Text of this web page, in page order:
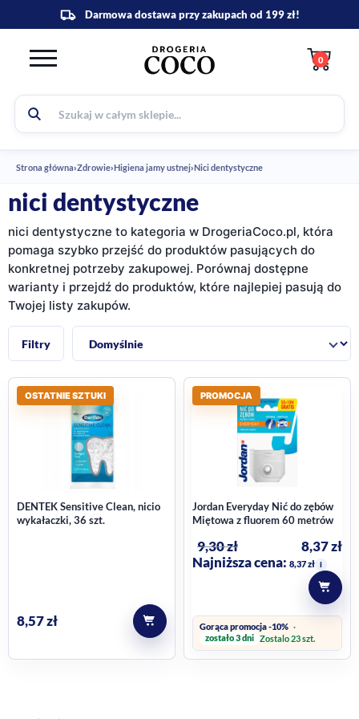
0
Strona główna›Zdrowie›Higiena jamy ustnej›Nici dentystyczne
nici dentystyczne
nici dentystyczne to kategoria w DrogeriaCoco.pl, która
pomaga szybko przejść do produktów pasujących do
konkretnej potrzeby zakupowej. Porównaj dostępne
warianty i przejdź do produktów, które najlepiej pasują do
Twojej listy zakupów.
Filtry
Sortuj:
OSTATNIE SZTUKI
DENTEK Sensitive Clean, nicio
wykałaczki, 36 szt.
8,57zł
PROMOCJA
Jordan Everyday Nić do zębów
Miętowa z fluorem 60 metrów
9,30zł 8,37zł
Najniższa cena: 8,37zł i
Gorąca promocja -10%
zostało 3 dni Zostalo 23 szt.